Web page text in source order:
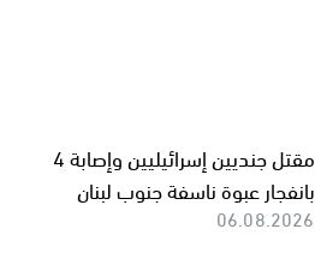
مقتل جنديين إسرائيليين وإصابة 4
بانفجار عبوة ناسفة جنوب لبنان
06.08.2026